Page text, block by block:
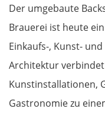
Der umgebaute
Brauerei ist heute
Einkaufs-, Kunst-
Architektur
Kunstinstallationen,
Gastronomie zu